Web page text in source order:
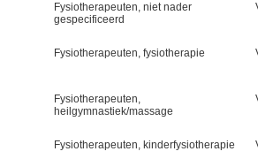
Fysiotherapeuten, niet nader
gespecificeerd
Fysiotherapeuten, fysiotherapie
Fysiotherapeuten,
heilgymnastiek/massage
Fysiotherapeuten, kinderfysiotherapie